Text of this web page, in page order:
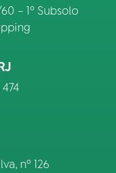
– 1º Subsolo
nº 126